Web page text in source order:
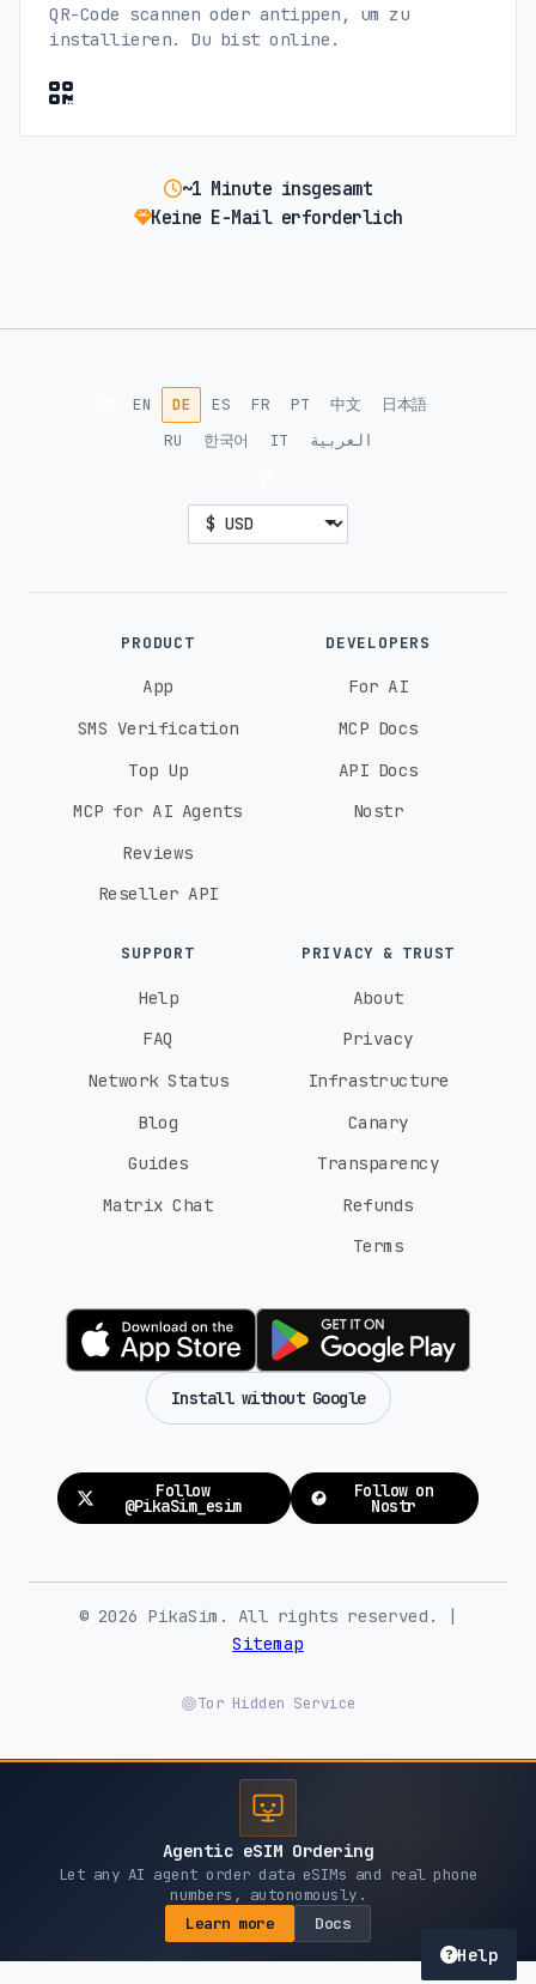
QR-Code scannen oder antippen, um zu
installieren. Du bist online.
~1 Minute insgesamt
Keine E-Mail erforderlich
Help
EN DE ES FR PT 中文
日本語
RU
한국어 IT العربية
PRODUCT
App
SMS Verification
Top Up
MCP for AI Agents
Reviews
Reseller API
DEVELOPERS
For AI
MCP Docs
API Docs
Nostr
SUPPORT
Help
FAQ
Network Status
Blog
Guides
Matrix Chat
PRIVACY & TRUST
About
Privacy
Infrastructure
Canary
Transparency
Refunds
Terms
Install without Google
Follow
@PikaSim_esim
Follow on
Nostr
© 2026 PikaSim. All rights reserved. |
Sitemap
Tor Hidden Service
Agentic eSIM Ordering
Let any AI agent order data eSIMs and real phone
numbers, autonomously.
Learn more
Docs